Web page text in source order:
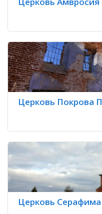
Церковь Покрова
Церковь Серафима